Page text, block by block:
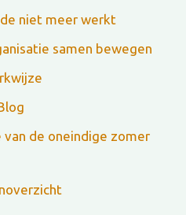
niet meer werkt
samen bewegen
de oneindige zomer